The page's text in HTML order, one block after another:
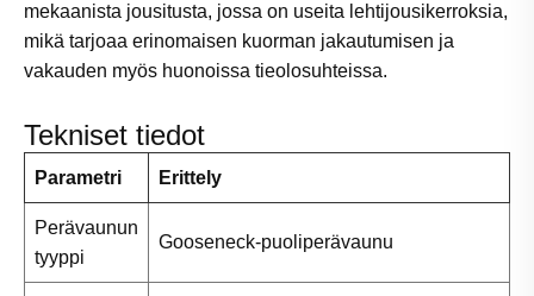
mekaanista jousitusta, jossa on useita lehtijousikerroksia,
mikä tarjoaa erinomaisen kuorman jakautumisen ja
vakauden myös huonoissa tieolosuhteissa.
Tekniset tiedot
Parametri Erittely
Perävaunun
tyyppi
Gooseneck-puoliperävaunu